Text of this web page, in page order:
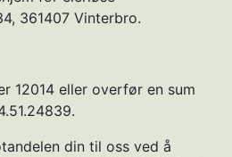
361407 Vinterbro.
12014 eller overfør en sum
din til oss ved å